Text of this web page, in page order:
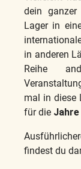
dein
Lager in
in anderen
Reihe
mal in diese
für die Jahre
findest du